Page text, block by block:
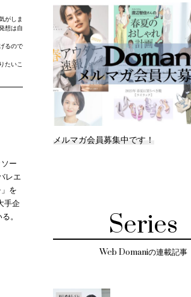
がしま
想は自
るので
たいこ
ー
レエ
を
手企
。
メルマガ会員募集中です！
Series
Web Domaniの連載記事